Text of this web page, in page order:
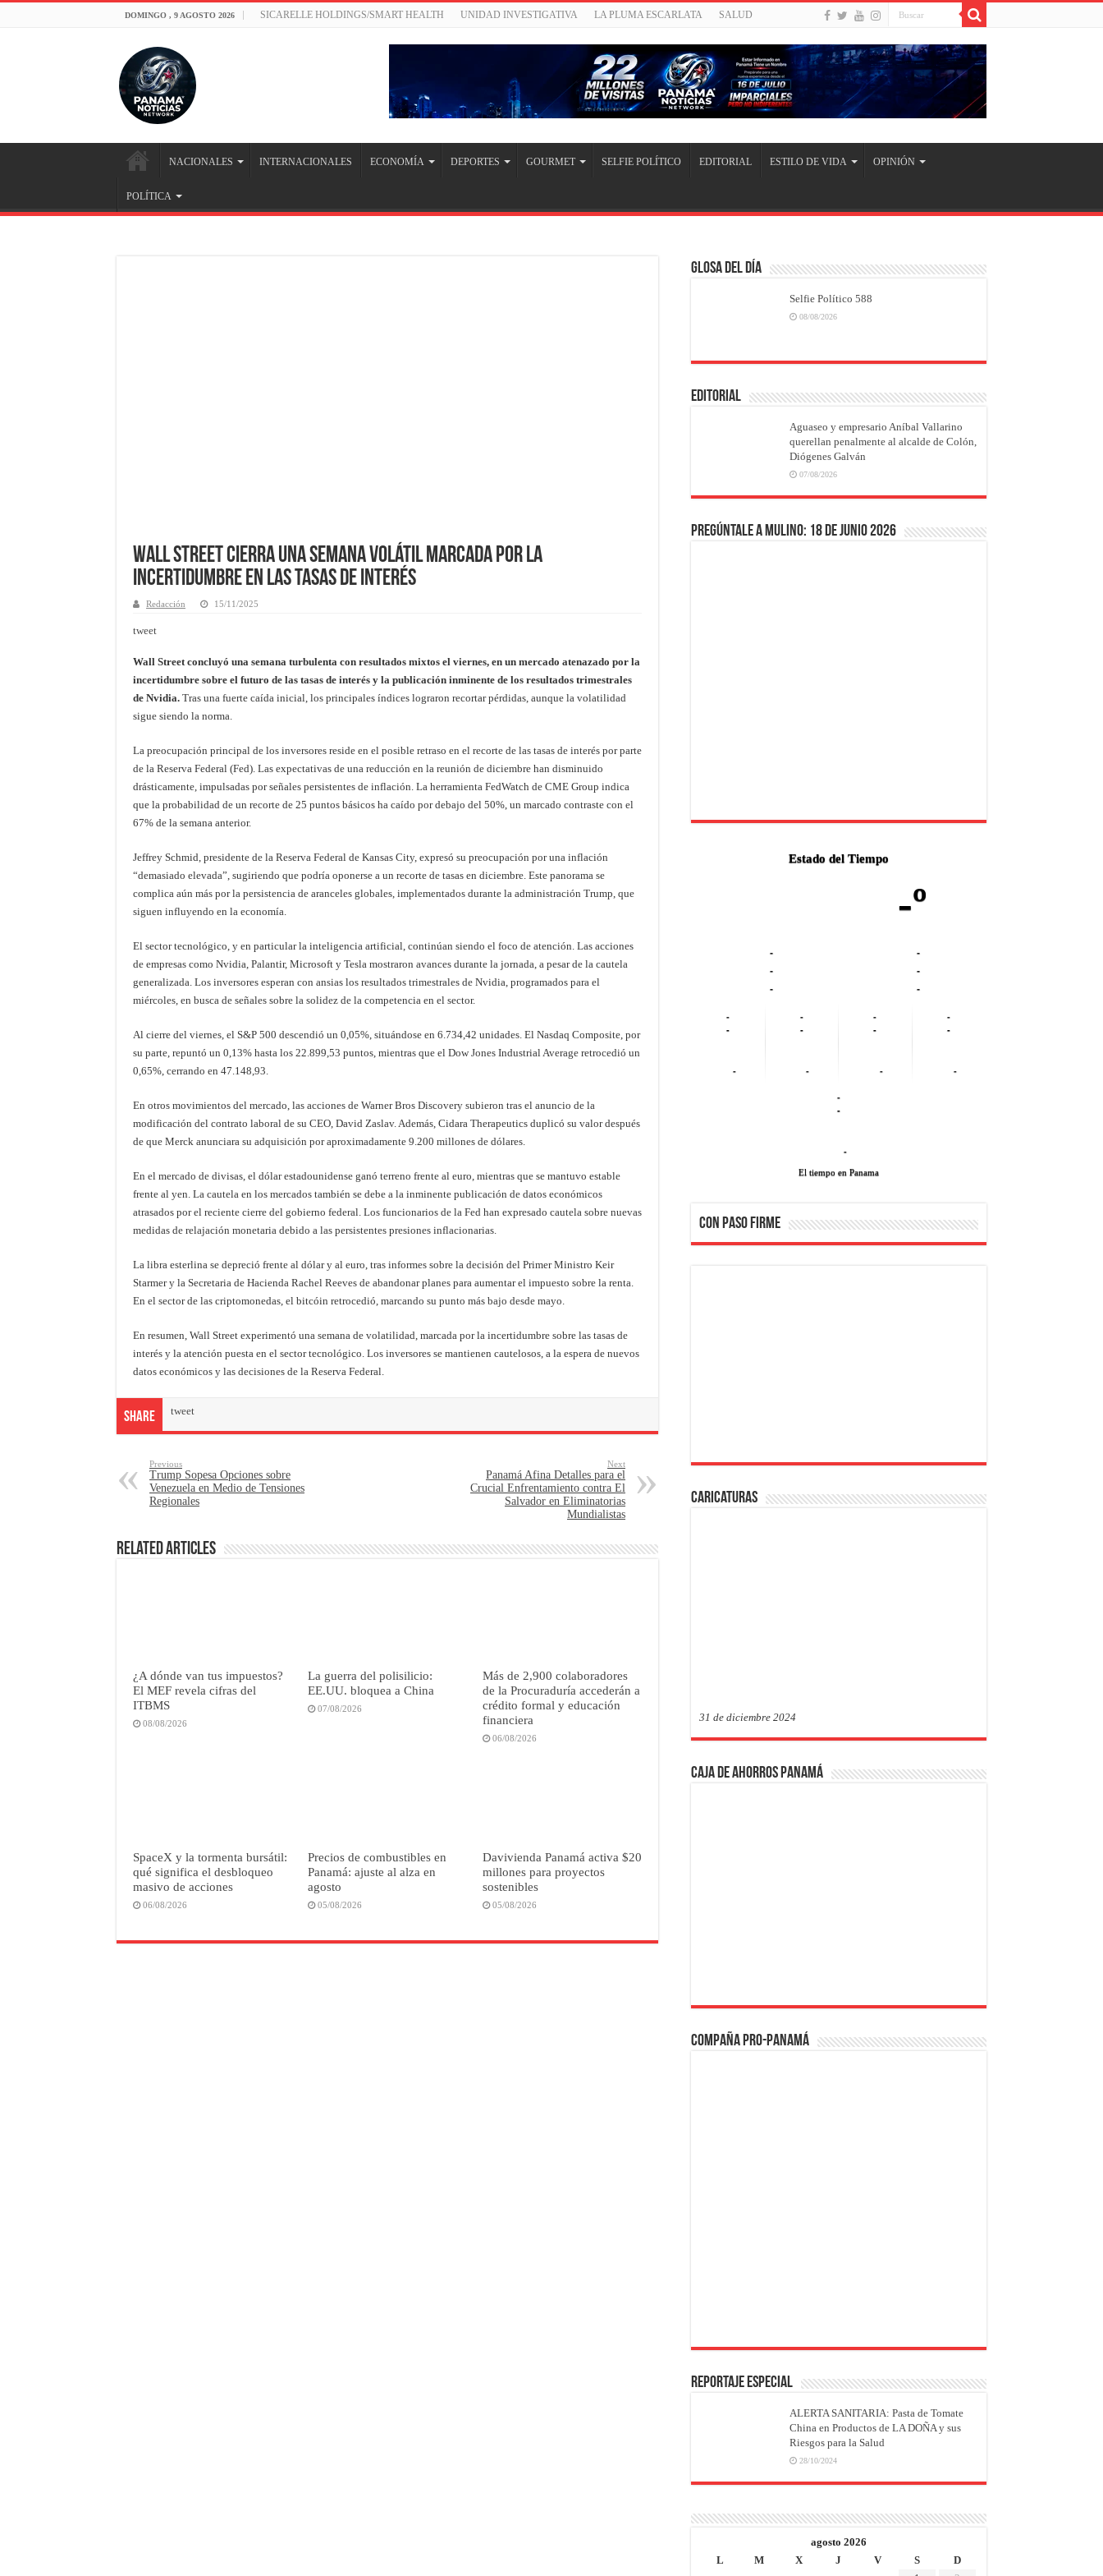
DOMINGO , 9 AGOSTO 2026 SICARELLE HOLDINGS/SMART HEALTH UNIDAD INVESTIGATIVA LA PLUMA ESCARLATA SALUD
NACIONALES INTERNACIONALES ECONOMÍA DEPORTES GOURMET SELFIE POLÍTICO EDITORIAL ESTILO DE VIDA OPINIÓN
POLÍTICA
Wall Street Cierra una Semana Volátil Marcada por la
Incertidumbre en las Tasas de Interés
Redacción 15/11/2025
tweet
Wall Street concluyó una semana turbulenta con resultados mixtos el viernes, en un mercado atenazado por la
incertidumbre sobre el futuro de las tasas de interés y la publicación inminente de los resultados trimestrales
de Nvidia. Tras una fuerte caída inicial, los principales índices lograron recortar pérdidas, aunque la volatilidad
sigue siendo la norma.
La preocupación principal de los inversores reside en el posible retraso en el recorte de las tasas de interés por parte
de la Reserva Federal (Fed). Las expectativas de una reducción en la reunión de diciembre han disminuido
drásticamente, impulsadas por señales persistentes de inflación. La herramienta FedWatch de CME Group indica
que la probabilidad de un recorte de 25 puntos básicos ha caído por debajo del 50%, un marcado contraste con el
67% de la semana anterior.
Jeffrey Schmid, presidente de la Reserva Federal de Kansas City, expresó su preocupación por una inflación
“demasiado elevada”, sugiriendo que podría oponerse a un recorte de tasas en diciembre. Este panorama se
complica aún más por la persistencia de aranceles globales, implementados durante la administración Trump, que
siguen influyendo en la economía.
El sector tecnológico, y en particular la inteligencia artificial, continúan siendo el foco de atención. Las acciones
de empresas como Nvidia, Palantir, Microsoft y Tesla mostraron avances durante la jornada, a pesar de la cautela
generalizada. Los inversores esperan con ansias los resultados trimestrales de Nvidia, programados para el
miércoles, en busca de señales sobre la solidez de la competencia en el sector.
Al cierre del viernes, el S&P 500 descendió un 0,05%, situándose en 6.734,42 unidades. El Nasdaq Composite, por
su parte, repuntó un 0,13% hasta los 22.899,53 puntos, mientras que el Dow Jones Industrial Average retrocedió un
0,65%, cerrando en 47.148,93.
En otros movimientos del mercado, las acciones de Warner Bros Discovery subieron tras el anuncio de la
modificación del contrato laboral de su CEO, David Zaslav. Además, Cidara Therapeutics duplicó su valor después
de que Merck anunciara su adquisición por aproximadamente 9.200 millones de dólares.
En el mercado de divisas, el dólar estadounidense ganó terreno frente al euro, mientras que se mantuvo estable
frente al yen. La cautela en los mercados también se debe a la inminente publicación de datos económicos
atrasados por el reciente cierre del gobierno federal. Los funcionarios de la Fed han expresado cautela sobre nuevas
medidas de relajación monetaria debido a las persistentes presiones inflacionarias.
La libra esterlina se depreció frente al dólar y al euro, tras informes sobre la decisión del Primer Ministro Keir
Starmer y la Secretaria de Hacienda Rachel Reeves de abandonar planes para aumentar el impuesto sobre la renta.
En el sector de las criptomonedas, el bitcóin retrocedió, marcando su punto más bajo desde mayo.
En resumen, Wall Street experimentó una semana de volatilidad, marcada por la incertidumbre sobre las tasas de
interés y la atención puesta en el sector tecnológico. Los inversores se mantienen cautelosos, a la espera de nuevos
datos económicos y las decisiones de la Reserva Federal.
Share tweet
Previous
Trump Sopesa Opciones sobre
Venezuela en Medio de Tensiones
Regionales
Next
Panamá Afina Detalles para el
Crucial Enfrentamiento contra El
Salvador en Eliminatorias
Mundialistas
Related Articles
¿A dónde van tus impuestos?
El MEF revela cifras del
ITBMS
08/08/2026
La guerra del polisilicio:
EE.UU. bloquea a China
07/08/2026
Más de 2,900 colaboradores
de la Procuraduría accederán a
crédito formal y educación
financiera
06/08/2026
SpaceX y la tormenta bursátil:
qué significa el desbloqueo
masivo de acciones
06/08/2026
Precios de combustibles en
Panamá: ajuste al alza en
agosto
05/08/2026
Davivienda Panamá activa $20
millones para proyectos
sostenibles
05/08/2026
Glosa del Día
Selfie Político 588
08/08/2026
EDITORIAL
Aguaseo y empresario Aníbal Vallarino
querellan penalmente al alcalde de Colón,
Diógenes Galván
07/08/2026
Pregúntale a Mulino: 18 de junio 2026
Estado del Tiempo
-º
-
-
-
-
-
-
-
-
-
-
-
-
-
-
-
-
-
-
-
-
-
El tiempo en Panama
CON PASO FIRME
Caricaturas
31 de diciembre 2024
Caja de Ahorros Panamá
Compaña PRO-Panamá
REPORTAJE ESPECIAL
ALERTA SANITARIA: Pasta de Tomate
China en Productos de LA DOÑA y sus
Riesgos para la Salud
28/10/2024
agosto 2026
L
M X J V S
D